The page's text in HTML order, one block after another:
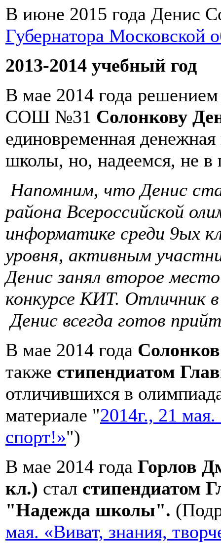
В июне 2015 года Денис
Губернатора Московской
2013-2014 учебный год
В мае 2014 года
СОШ №31 Солонкову
единовременная
школы, но, надеемся, не в
Напомним, что Денис
района Всероссийской
информатике среди 9ых
уровня, активным
Денис занял второе
конкурсе КИТ. Отличник
Денис всегда готов
В мае 2014 года
также стипендиатом
отличившихся в
материале "2014г., 21
спорт!»")
В мае 2014 года Горлов
кл.) стал стипендиатом
"Надежда школы".
мая. «Виват, знания,